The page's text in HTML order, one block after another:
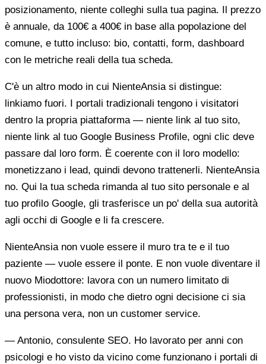
posizionamento, niente colleghi sulla tua pagina. Il prezzo
è annuale, da 100€ a 400€ in base alla popolazione del
comune, e tutto incluso: bio, contatti, form, dashboard
con le metriche reali della tua scheda.
C'è un altro modo in cui NienteAnsia si distingue:
linkiamo fuori. I portali tradizionali tengono i visitatori
dentro la propria piattaforma — niente link al tuo sito,
niente link al tuo Google Business Profile, ogni clic deve
passare dal loro form. È coerente con il loro modello:
monetizzano i lead, quindi devono trattenerli. NienteAnsia
no. Qui la tua scheda rimanda al tuo sito personale e al
tuo profilo Google, gli trasferisce un po' della sua autorità
agli occhi di Google e li fa crescere.
NienteAnsia non vuole essere il muro tra te e il tuo
paziente — vuole essere il ponte. E non vuole diventare il
nuovo Miodottore: lavora con un numero limitato di
professionisti, in modo che dietro ogni decisione ci sia
una persona vera, non un customer service.
— Antonio, consulente SEO. Ho lavorato per anni con
psicologi e ho visto da vicino come funzionano i portali di